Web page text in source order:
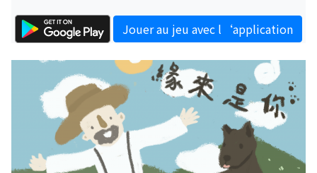
Jouer au jeu avec l‘application